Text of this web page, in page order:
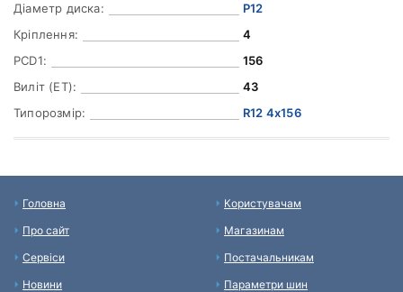
Діаметр диска:
Р12
Кріплення:
4
PCD1:
156
Виліт (ET):
43
Типорозмір:
R12 4x156
Головна
Про сайт
Сервіси
Новини
Користувачам
Магазинам
Постачальникам
Параметри шин